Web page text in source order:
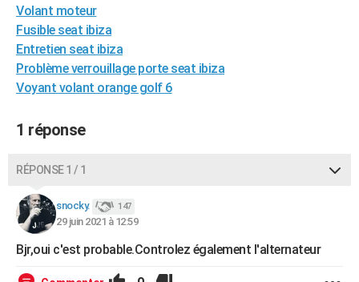
BONS PLANS
CARTE DE VOEUX
Carte de Noël
Carte Bonne année
Carte Saint-Valentin
Carte Pâques
Carte d'anniversaire
DICTIONNAIRE
S'inscrire
Se connecter
Lycées
Collèges
Primaires
Universités
Entreprises
Service militaire
Avis de recherche
FORUM
Bricolage
Lifestyle
Culture
Sport
Auto
Television
Voyage
Cinema
Volant moteur
Fusible seat ibiza
Entretien seat ibiza
Problème verrouillage porte seat ibiza
Voyant volant orange golf 6
1 réponse
RÉPONSE 1 / 1
snocky. 147
29 juin 2021 à 12:59
Bjr,oui c'est probable.Controlez également l'alternateur